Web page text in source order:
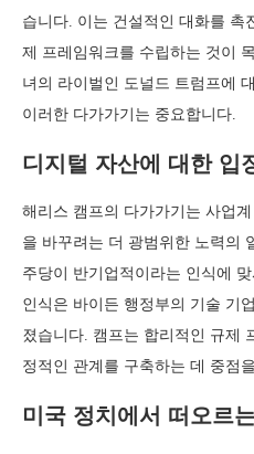
습니다. 이는 건설적인 대화를 촉
제 프레임워크를 수립하는 것이
녀의 라이벌인 도널드 트럼프에
이러한 다가가기는 중요합니다.
디지털 자산에 대한 입
해리스 캠프의 다가가기는 사업
을 바꾸려는 더 광범위한 노력의
주당이 반기업적이라는 인식에
인식은 바이든 행정부의 기술 기
졌습니다. 캠프는 합리적인 규제
정적인 관계를 구축하는 데 중점
미국 정치에서 떠오르